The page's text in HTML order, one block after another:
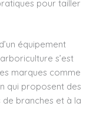
pour tailler
équipement
s’est
marques comme
qui proposent des
branches et à la